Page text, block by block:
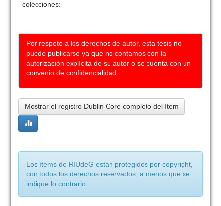
colecciones:
Por respeto a los derechos de autor, esta tesis no
puede publicarse ya que no contamos con la
autorización explícita de su autor o se cuenta con un
convenio de confidencialidad
Mostrar el registro Dublin Core completo del ítem
Los ítems de RIUdeG están protegidos por copyright,
con todos los derechos reservados, a menos que se
indique lo contrario.